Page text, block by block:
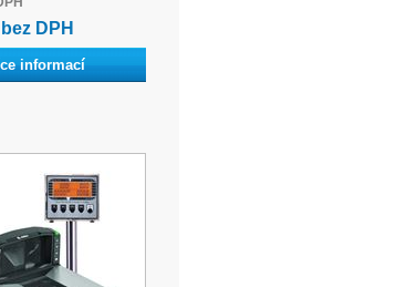
DPH
informací